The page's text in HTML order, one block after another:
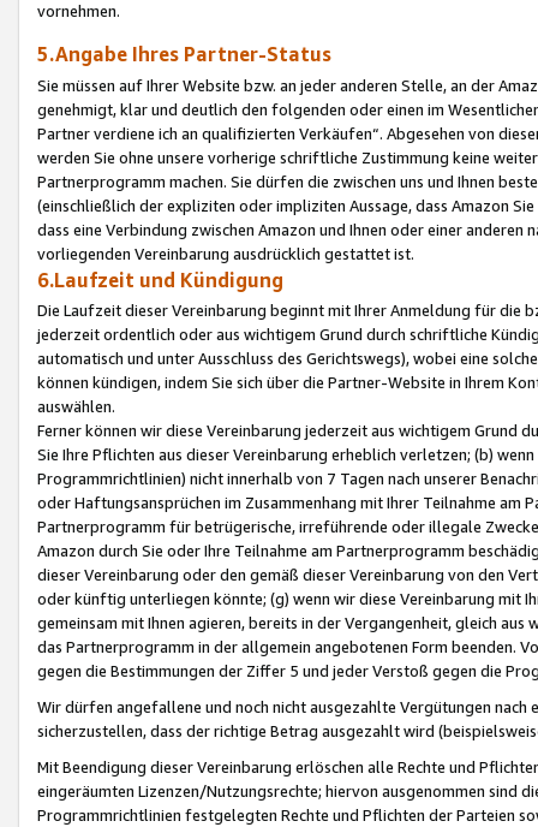
vornehmen.
5.Angabe Ihres Partner-Status
Sie müssen auf Ihrer Website bzw. an jeder anderen Stelle, an der
genehmigt, klar und deutlich den folgenden oder einen im
Partner verdiene ich an qualifizierten Verkäufen“. Abgesehen von
werden Sie ohne unsere vorherige schriftliche Zustimmung keine
Partnerprogramm machen. Sie dürfen die zwischen uns und Ihnen
(einschließlich der expliziten oder impliziten Aussage, dass Amazon
dass eine Verbindung zwischen Amazon und Ihnen oder einer
vorliegenden Vereinbarung ausdrücklich gestattet ist.
6.Laufzeit und Kündigung
Die Laufzeit dieser Vereinbarung beginnt mit Ihrer Anmeldung für die
jederzeit ordentlich oder aus wichtigem Grund durch schriftliche
automatisch und unter Ausschluss des Gerichtswegs), wobei eine
können kündigen, indem Sie sich über die Partner-Website in Ihrem
auswählen.
Ferner können wir diese Vereinbarung jederzeit aus wichtigem Grund
Sie Ihre Pflichten aus dieser Vereinbarung erheblich verletzen; (b)
Programmrichtlinien) nicht innerhalb von 7 Tagen nach unserer
oder Haftungsansprüchen im Zusammenhang mit Ihrer Teilnahme am
Partnerprogramm für betrügerische, irreführende oder illegale
Amazon durch Sie oder Ihre Teilnahme am Partnerprogramm
dieser Vereinbarung oder den gemäß dieser Vereinbarung von den
oder künftig unterliegen könnte; (g) wenn wir diese Vereinbarung mit
gemeinsam mit Ihnen agieren, bereits in der Vergangenheit, gleich
das Partnerprogramm in der allgemein angebotenen Form beenden.
gegen die Bestimmungen der Ziffer 5 und jeder Verstoß gegen die
Wir dürfen angefallene und noch nicht ausgezahlte Vergütungen
sicherzustellen, dass der richtige Betrag ausgezahlt wird
Mit Beendigung dieser Vereinbarung erlöschen alle Rechte und
eingeräumten Lizenzen/Nutzungsrechte; hiervon ausgenommen sind
Programmrichtlinien festgelegten Rechte und Pflichten der Parteien